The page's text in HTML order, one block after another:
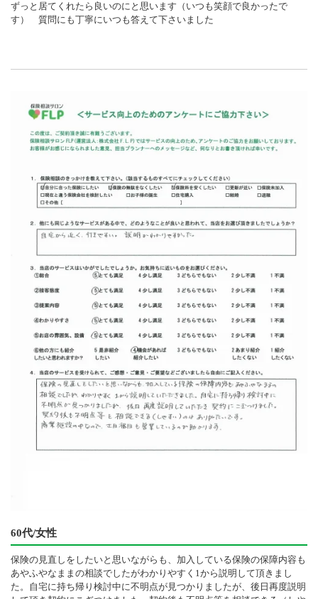
ずっと居てくれたら良いのにと思います（いつも笑顔で良かったで
す） 質問にも丁寧にいつも答えて下さいました
60代/女性
保険の見直しをしたいと思いながらも、加入している保険の保障内容も
あやふやなままの相談でしたがわかりやすく1から説明して頂きまし
た。自宅に持ち帰り検討中に不明点が見つかりましたが、後日再度説明